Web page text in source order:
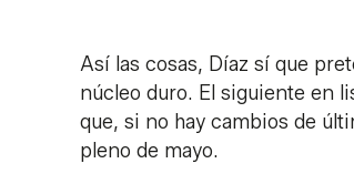
Así las cosas, Díaz sí que
núcleo duro. El siguiente en
que, si no hay cambios de
pleno de mayo.